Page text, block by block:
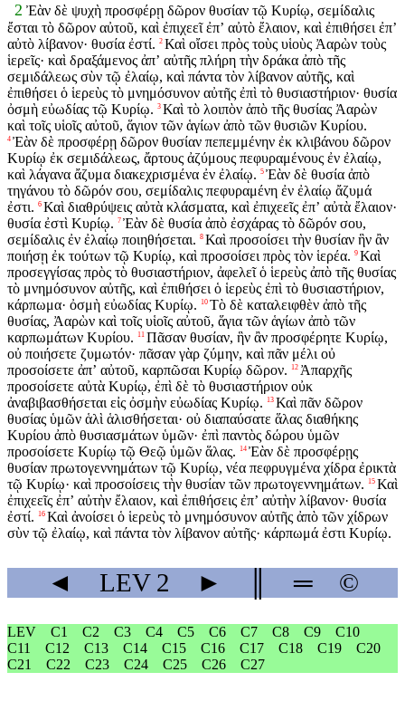
2 Ἐὰν δὲ ψυχὴ προσφέρῃ δῶρον θυσίαν τῷ Κυρίῳ, σεμίδαλις
ἔσται τὸ δῶρον αὐτοῦ, καὶ ἐπιχεεῖ ἐπʼ αὐτὸ ἔλαιον, καὶ ἐπιθήσει ἐπʼ
αὐτὸ λίβανον· θυσία ἐστί. 2 Καὶ οἴσει πρὸς τοὺς υἱοὺς Ἀαρὼν τοὺς
ἱερεῖς· καὶ δραξάμενος ἀπʼ αὐτῆς πλήρη τὴν δράκα ἀπὸ τῆς
σεμιδάλεως σὺν τῷ ἐλαίῳ, καὶ πάντα τὸν λίβανον αὐτῆς, καὶ
ἐπιθήσει ὁ ἱερεὺς τὸ μνημόσυνον αὐτῆς ἐπὶ τὸ θυσιαστήριον· θυσία
ὀσμὴ εὐωδίας τῷ Κυρίῳ. 3 Καὶ τὸ λοιπὸν ἀπὸ τῆς θυσίας Ἀαρὼν
καὶ τοῖς υἱοῖς αὐτοῦ, ἅγιον τῶν ἁγίων ἀπὸ τῶν θυσιῶν Κυρίου.
4 Ἐὰν δὲ προσφέρῃ δῶρον θυσίαν πεπεμμένην ἐκ κλιβάνου δῶρον
Κυρίῳ ἐκ σεμιδάλεως, ἄρτους ἀζύμους πεφυραμένους ἐν ἐλαίῳ,
καὶ λάγανα ἄζυμα διακεχρισμένα ἐν ἐλαίῳ. 5 Ἐὰν δὲ θυσία ἀπὸ
τηγάνου τὸ δῶρόν σου, σεμίδαλις πεφυραμένη ἐν ἐλαίῳ ἄζυμά
ἐστι. 6 Καὶ διαθρύψεις αὐτὰ κλάσματα, καὶ ἐπιχεεῖς ἐπʼ αὐτὰ ἔλαιον·
θυσία ἐστὶ Κυρίῳ. 7 Ἐὰν δὲ θυσία ἀπὸ ἐσχάρας τὸ δῶρόν σου,
σεμίδαλις ἐν ἐλαίῳ ποιηθήσεται. 8 Καὶ προσοίσει τὴν θυσίαν ἣν ἂν
ποιήσῃ ἐκ τούτων τῷ Κυρίῳ, καὶ προσοίσει πρὸς τὸν ἱερέα. 9 Καὶ
προσεγγίσας πρὸς τὸ θυσιαστήριον, ἀφελεῖ ὁ ἱερεὺς ἀπὸ τῆς θυσίας
τὸ μνημόσυνον αὐτῆς, καὶ ἐπιθήσει ὁ ἱερεὺς ἐπὶ τὸ θυσιαστήριον,
κάρπωμα· ὀσμὴ εὐωδίας Κυρίῳ.
10 Τὸ δὲ καταλειφθὲν ἀπὸ τῆς
θυσίας, Ἀαρὼν καὶ τοῖς υἱοῖς αὐτοῦ, ἅγια τῶν ἁγίων ἀπὸ τῶν
καρπωμάτων Κυρίου.
11 Πᾶσαν θυσίαν, ἣν ἂν προσφέρητε Κυρίῳ,
οὐ ποιήσετε ζυμωτόν· πᾶσαν γὰρ ζύμην, καὶ πᾶν μέλι οὐ
προσοίσετε ἀπʼ αὐτοῦ, καρπῶσαι Κυρίῳ δῶρον.
12 Ἀπαρχῆς
προσοίσετε αὐτὰ Κυρίῳ, ἐπὶ δὲ τὸ θυσιαστήριον οὐκ
ἀναβιβασθήσεται εἰς ὀσμὴν εὐωδίας Κυρίῳ.
13 Καὶ πᾶν δῶρον
θυσίας ὑμῶν ἁλὶ ἁλισθήσεται· οὐ διαπαύσατε ἅλας διαθήκης
Κυρίου ἀπὸ θυσιασμάτων ὑμῶν· ἐπὶ παντὸς δώρου ὑμῶν
προσοίσετε Κυρίῳ τῷ Θεῷ ὑμῶν ἅλας.
14 Ἐὰν δὲ προσφέρῃς
θυσίαν πρωτογεννημάτων τῷ Κυρίῳ, νέα πεφρυγμένα χίδρα ἐρικτὰ
τῷ Κυρίῳ· καὶ προσοίσεις τὴν θυσίαν τῶν πρωτογεννημάτων.
15 Καὶ
ἐπιχεεῖς ἐπʼ αὐτὴν ἔλαιον, καὶ ἐπιθήσεις ἐπʼ αὐτὴν λίβανον· θυσία
ἐστί.
16 Καὶ ἀνοίσει ὁ ἱερεὺς τὸ μνημόσυνον αὐτῆς ἀπὸ τῶν χίδρων
σὺν τῷ ἐλαίῳ, καὶ πάντα τὸν λίβανον αὐτῆς· κάρπωμά ἐστι Κυρίῳ.
◄ LEV2 ► ═ ©
LEV C1 C2 C3 C4 C5 C6 C7 C8 C9
C10
C11
C12 C13 C14 C15 C16 C17 C18 C19
C20
C21
C22 C23 C24 C25 C26 C27